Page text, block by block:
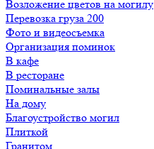
Возложение цветов на могилу
Перевозка груза 200
Фото и видеосъемка
Организация поминок
В кафе
В ресторане
Поминальные залы
На дому
Благоустройство могил
Плиткой
Гранитом